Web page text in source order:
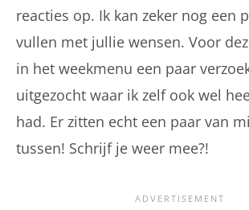
reacties op. Ik kan zeker nog een
vullen met jullie wensen. Voor
in het weekmenu een paar
uitgezocht waar ik zelf ook wel
had. Er zitten echt een paar van
tussen! Schrijf je weer mee?!